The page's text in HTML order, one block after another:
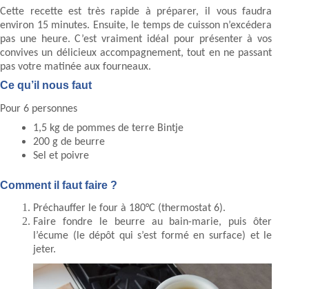
Cette recette est très rapide à préparer, il vous faudra
environ 15 minutes. Ensuite, le temps de cuisson n’excédera
pas une heure. C’est vraiment idéal pour présenter à vos
convives un délicieux accompagnement, tout en ne passant
pas votre matinée aux fourneaux.
Ce qu’il nous faut
Pour 6 personnes
1,5 kg de pommes de terre Bintje
200 g de beurre
Sel et poivre
Comment il faut faire ?
Préchauffer le four à 180°C (thermostat 6).
Faire fondre le beurre au bain-marie, puis ôter
l’écume (le dépôt qui s’est formé en surface) et le
jeter.